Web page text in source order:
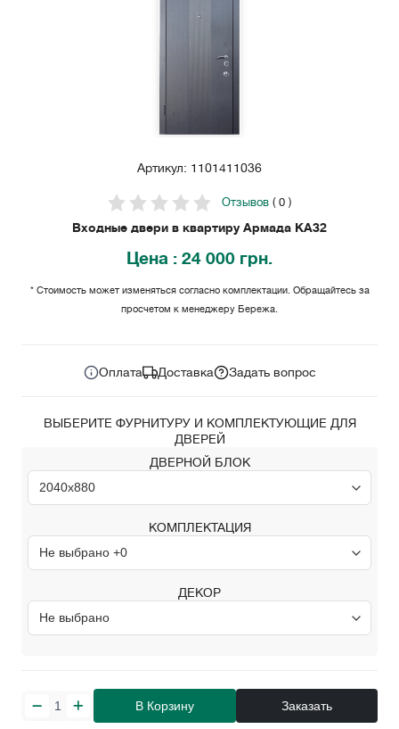
Артикул: 1101411036
Отзывов ( 0 )
Входные двери в квартиру Армада KA32
Цена : 24 000 грн.
* Стоимость может изменяться согласно комплектации. Обращайтесь за
просчетом к менеджеру Бережа.
Оплата Доставка Задать вопрос
ВЫБЕРИТЕ ФУРНИТУРУ И КОМПЛЕКТУЮЩИЕ ДЛЯ
ДВЕРЕЙ
ДВЕРНОЙ БЛОК
КОМПЛЕКТАЦИЯ
ДЕКОР
В Корзину Заказать